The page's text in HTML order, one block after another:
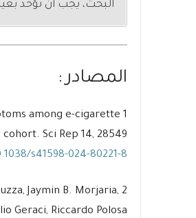
البحث، يجب أن تؤخذ بعين
المصادر :
among e-cigarette
Sci Rep 14, 28549
s41598-024-80221-8
Jaymin B. Morjaria,
Geraci, Riccardo Polosa,